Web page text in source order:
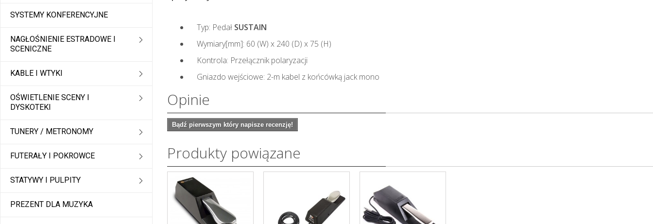
SYSTEMY KONFERENCYJNE
NAGŁOŚNIENIE ESTRADOWE I
SCENICZNE
KABLE I WTYKI
OŚWIETLENIE SCENY I
DYSKOTEKI
TUNERY / METRONOMY
FUTERAŁY I POKROWCE
STATYWY I PULPITY
PREZENT DLA MUZYKA
Typ: Pedał SUSTAIN
Wymiary[mm]: 60 (W) x 240 (D) x 75 (H)
Kontrola: Przełącznik polaryzacji
Gniazdo wejściowe: 2-m kabel z końcówką jack mono
Opinie
Bądź pierwszym który napisze recenzję!
Produkty powiązane